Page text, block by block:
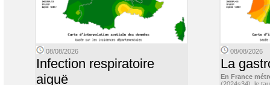
08/08/2026
Infection respiratoire
aiguë
08/08/2026
La
En France